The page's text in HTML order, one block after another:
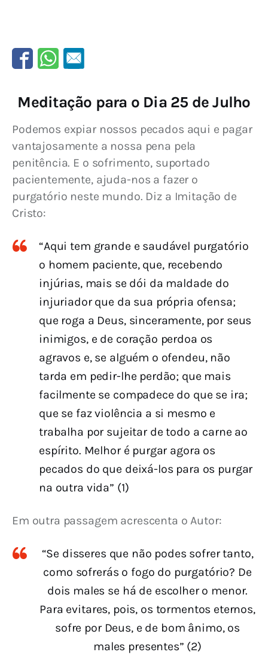
Meditação para o Dia 25 de Julho
Podemos expiar nossos pecados aqui e pagar
vantajosamente a nossa pena pela
penitência. E o sofrimento, suportado
pacientemente, ajuda-nos a fazer o
purgatório neste mundo. Diz a Imitação de
Cristo:
“Aqui tem grande e saudável purgatório
o homem paciente, que, recebendo
injúrias, mais se dói da maldade do
injuriador que da sua própria ofensa;
que roga a Deus, sinceramente, por seus
inimigos, e de coração perdoa os
agravos e, se alguém o ofendeu, não
tarda em pedir-lhe perdão; que mais
facilmente se compadece do que se ira;
que se faz violência a si mesmo e
trabalha por sujeitar de todo a carne ao
espírito. Melhor é purgar agora os
pecados do que deixá-los para os purgar
na outra vida” (1)
Em outra passagem acrescenta o Autor:
“Se disseres que não podes sofrer tanto,
como sofrerás o fogo do purgatório? De
dois males se há de escolher o menor.
Para evitares, pois, os tormentos eternos,
sofre por Deus, e de bom ânimo, os
males presentes” (2)